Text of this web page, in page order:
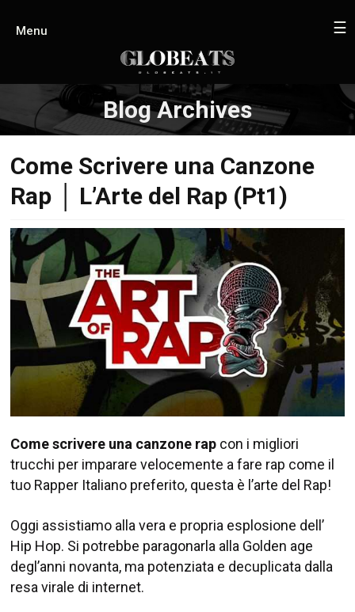
Menu ☰
Blog Archives
Come Scrivere una Canzone
Rap │ L’Arte del Rap (Pt1)
Come scrivere una canzone rap con i migliori
trucchi per imparare velocemente a fare rap come il
tuo Rapper Italiano preferito, questa è l’arte del Rap!
Oggi assistiamo alla vera e propria esplosione dell’
Hip Hop. Si potrebbe paragonarla alla Golden age
degl’anni novanta, ma potenziata e decuplicata dalla
resa virale di internet.